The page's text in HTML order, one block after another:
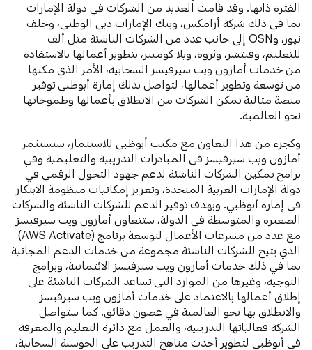
الفترة ذاتها. وقد قامت العديد من الشركات في دولة الإمارات
بما في ذلك شركة أرامكس، وبنك الإمارات دبي الوطني، وجلف
نيوز، وOSN إلى جانب عدد من الشركات الناشئة مثل ألف
للتعليم، وفيتشر، وثروة، ويلا كومبير، بتطوير أعمالها بالاستفادة
من خدمات أمازون ويب سيرفيسز السحابية، الأمر الذي مكنها
من توسعة وتطوير أعمالها، لتواصل بذلك إمارة أبوظبي توفير
منصة مثالية تمكن الشركات من الانطلاق بأعمالها وطموحاتها
نحو العالمية.
وكجزء من هذا التعاون مع مكتب أبوظبي للاستثمار، ستستثمر
أمازون ويب سيرفيسز في المبادرات التدريبية والتعليمية وفي
برامج تمكين الشركات الناشئة لدعم جهود التحول الرقمي في
دولة الإمارات العربية المتحدة، وتعزيز إمكانيات منظومة الابتكار
في إمارة أبوظبي. وبهدف توفير الدعم للشركات الناشئة والشركات
الصغيرة والمتوسطة في الدولة، ستتعاون أمازون ويب سيرفيسز
مع عدد من مسرعات الأعمال لتوسعة برنامج (AWS Activate)
الذي يتيح للشركات الناشئة مجموعة من خدمات الدعم المجانية
بما في ذلك خدمات أمازون ويب سيرفيسز الائتمانية، وبرامج
التوجيه، وغيرها من الموارد التي تساعد الشركات الناشئة على
إطلاق أعمالها بالاعتماد على خدمات أمازون ويب سيرفيسز
والانطلاق بها نحو العالمية في غضون دقائق. كما ستواصل
الشركة فعالياتها التدريبية، والعمل مع دائرة التعليم والمعرفة
في أبوظبي لتطوير أحدث مناهج التدريب على الحوسبة السحابية،